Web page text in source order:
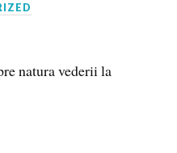
natura vederii la